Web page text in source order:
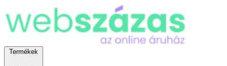
Termékek